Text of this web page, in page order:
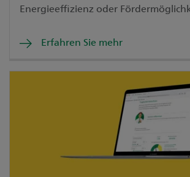
Energieeffizienz oder
Erfahren Sie mehr